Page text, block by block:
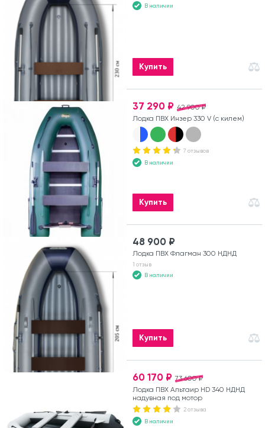
В наличии
Купить
42 900 ₽
37 290 ₽
Лодка ПВХ Инзер 330 V (с килем)
7 отзывов
В наличии
Купить
48 900 ₽
Лодка ПВХ Флагман 300 НДНД
1 отзыв
В наличии
Купить
73 600 ₽
60 170 ₽
Лодка ПВХ Альтаир HD 340 НДНД
надувная под мотор
2 отзыва
В наличии